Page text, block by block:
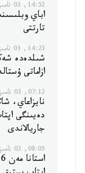
14:52, 03 تامىز 2026
اباي
تارتتى
14:23, 03 تامىز 2026
ازاماتى
07:12, 03 تامىز 2026
جاريالاندى
08:05, 02 تامىز 2026